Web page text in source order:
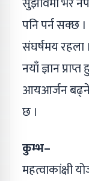
पनि पर्न सक्छ
संघर्षमय रहला
नयाँ ज्ञान
आयआर्जन बढ्ने
छ ।
कुम्भ–
महत्वाकांक्षी